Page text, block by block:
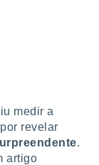
medir a
revelar
.
artigo